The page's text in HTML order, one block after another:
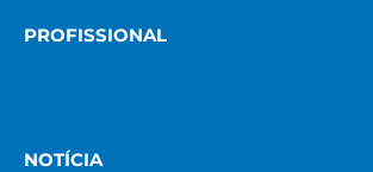
PROFISSIONAL
NOTÍCIA